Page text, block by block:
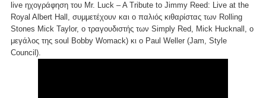
live ηχογράφηση του Mr. Luck – A Tribute to Jimmy Reed: Live at the
Royal Albert Hall, συμμετέχουν και ο παλιός κιθαρίστας των Rolling
Stones Mick Taylor, o τραγουδιστής των Simply Red, Mick Hucknall, o
μεγάλος της soul Bobby Womack) κι ο Paul Weller (Jam, Style
Council).